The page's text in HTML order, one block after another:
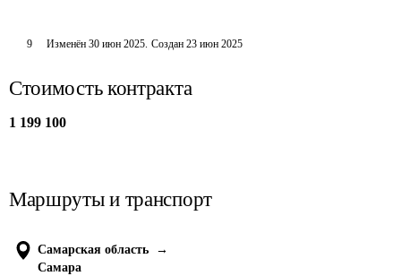
9 Изменён 30 июн 2025. Создан 23 июн 2025
Стоимость контракта
1 199 100
Маршруты и транспорт
Самарская область
→
Самара